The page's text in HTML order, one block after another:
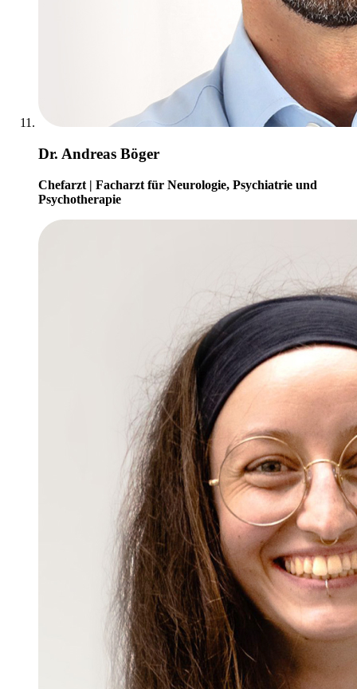
Dr. Andreas Böger
Chefarzt | Facharzt für Neurologie, Psychiatrie und
Psychotherapie